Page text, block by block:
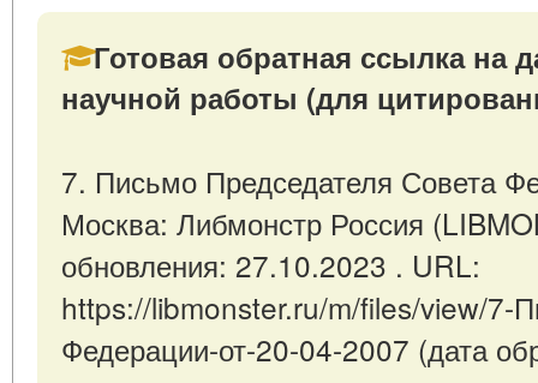
Готовая обратная ссылка на
научной работы (для
7. Письмо Председателя Совета
Москва: Либмонстр Россия
обновления: 27.10.2023 . URL:
https://libmonster.ru/m/files/view/7-
Федерации-от-20-04-2007 (дата